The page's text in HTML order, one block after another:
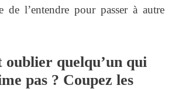
de l’entendre pour passer à autre
oublier quelqu’un qui
pas ? Coupez les